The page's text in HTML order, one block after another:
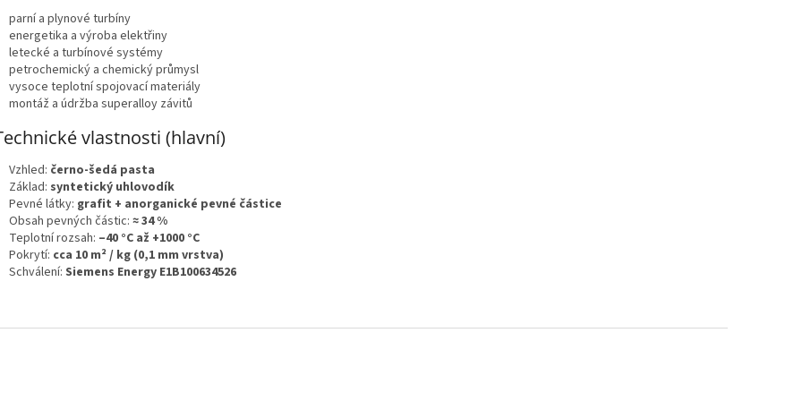
parní a plynové turbíny
energetika a výroba elektřiny
letecké a turbínové systémy
petrochemický a chemický průmysl
vysoce teplotní spojovací materiály
montáž a údržba superalloy závitů
vlastnosti (hlavní)
Vzhled: černo-šedá pasta
Základ: syntetický uhlovodík
Pevné látky: grafit + anorganické pevné částice
Obsah pevných částic: ≈ 34 %
Teplotní rozsah: –40 °C až +1000 °C
Pokrytí: cca 10 m² / kg (0,1 mm vrstva)
Schválení: Siemens Energy E1B100634526